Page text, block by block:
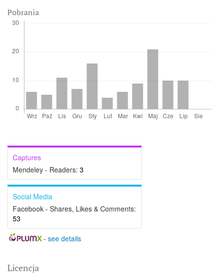
Pobrania
Captures
Mendeley - Readers: 3
Social Media
Facebook - Shares, Likes & Comments:
53
- see details
Licencja